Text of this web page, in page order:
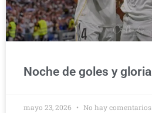
Noche de goles y gloria
mayo 23, 2026 No hay comentarios